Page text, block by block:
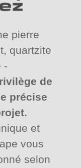
pierre
quartzite
-
de
précise
et
vous
selon